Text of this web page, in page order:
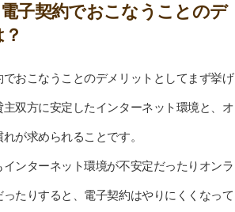
子契約でおこなうことのデ
おこなうことのデメリットとしてまず挙げ
双方に安定したインターネット環境と、オ
が求められることです。
ンターネット環境が不安定だったりオンラ
たりすると、電子契約はやりにくくなって